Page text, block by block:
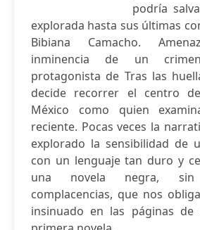
podría
explorada hasta sus últimas
Bibiana Camacho.
inminencia de un
protagonista de Tras las
decide recorrer el centro
México como quien
reciente. Pocas veces la
explorado la sensibilidad de
con un lenguaje tan duro y
una novela negra,
complacencias, que nos
insinuado en las páginas de